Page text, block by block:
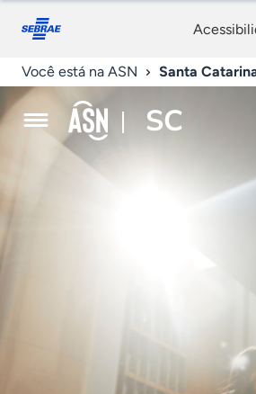
Fale
conosco
Acessibilidade
Você está na ASN Santade
SC